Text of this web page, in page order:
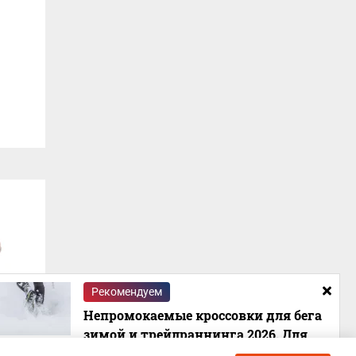
Рекомендуем
Непромокаемые кроссовки для бега
зимой и трейлраннинга 2026. Для